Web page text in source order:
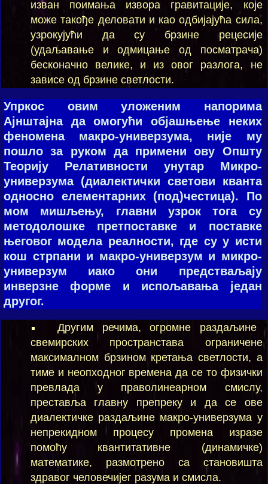
изван поимања извора гравитације, које
може такође деловати и као одбијајућа сила,
узрокујући да су брзине рецесије
(удаљавање и одмицање од посматрача)
бесконачно велике, и из овог разлога, не
зависе од брзине светлости.
Упркос овим уложеним напорима
Ајнштајна да омогући објашњење неких
феномена макро-универзума, није му
пошло за руком да примени ову Општу
Теорију Релативности унутар Микро-
универзума (диалектички светови кванта
односно елементарних (под)честица). По
мом мишљењу, главни узрок тога су
методолошке претпоставке и поставке
његовог модела реалности, где су у исти
кош стрпани и макро-универзум и микро-
универзум иако они предстваљају
инверзне форме и испољавања један
другог.
Другим речима, огромне раздаљине
свемирских пространстава ограничене
максималном брзином кретања светлости, а
тиме и неопходног времена да се то физички
превлада у праволинеарном смислу,
преставља главну препреку и да се ове
диалектичке раздаљине макро-универзума у
непрекидном процесу промена изразе
помоћу квантитативне (динамичке)
математике, размотрено са становишта
здравог человечијег разума и смисла.